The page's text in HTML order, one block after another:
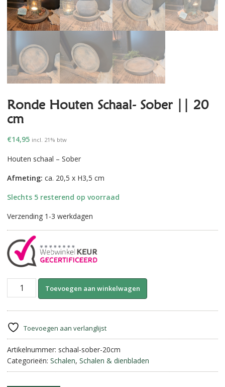
Ronde Houten Schaal- Sober || 20
cm
€14,95 incl. 21% btw
Houten schaal – Sober
Afmeting: ca. 20,5 x H3,5 cm
Slechts 5 resterend op voorraad
Verzending 1-3 werkdagen
Ronde
Houten
||
20
cm
aantal
Toevoegen aan winkelwagen
n
t
i
Toevoegen aan verlanglijst
Artikelnummer: schaal-sober-20cm
Categorieën: Schalen, Schalen & dienbladen